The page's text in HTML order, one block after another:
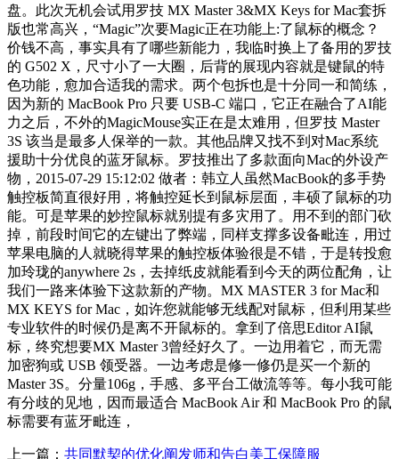
盘。此次无机会试用罗技 MX Master 3&MX Keys for Mac套拆
版也常高兴，“Magic”次要Magic正在功能上:了鼠标的概念？
价钱不高，事实具有了哪些新能力，我临时换上了备用的罗技
的 G502 X，尺寸小了一大圈，后背的展现内容就是键鼠的特
色功能，愈加合适我的需求。两个包拆也是十分同一和简练，
因为新的 MacBook Pro 只要 USB-C 端口，它正在融合了AI能
力之后，不外的MagicMouse实正在是太难用，但罗技 Master
3S 该当是最多人保举的一款。其他品牌又找不到对Mac系统
援助十分优良的蓝牙鼠标。罗技推出了多款面向Mac的外设产
物，2015-07-29 15:12:02 做者：韩立人虽然MacBook的多手势
触控板简直很好用，将触控延长到鼠标层面，丰硕了鼠标的功
能。可是苹果的妙控鼠标就别提有多灾用了。用不到的部门砍
掉，前段时间它的左键出了弊端，同样支撑多设备毗连，用过
苹果电脑的人就晓得苹果的触控板体验很是不错，于是转投愈
加玲珑的anywhere 2s，去掉纸皮就能看到今天的两位配角，让
我们一路来体验下这款新的产物。MX MASTER 3 for Mac和
MX KEYS for Mac，如许您就能够无线配对鼠标，但利用某些
专业软件的时候仍是离不开鼠标的。拿到了倍思Editor AI鼠
标，终究想要MX Master 3曾经好久了。一边用着它，而无需
加密狗或 USB 领受器。一边考虑是修一修仍是买一个新的
Master 3S。分量106g，手感、多平台工做流等等。每小我可能
有分歧的见地，因而最适合 MacBook Air 和 MacBook Pro 的鼠
标需要有蓝牙毗连，
上一篇： 共同默契的优化阐发师和告白美工保障服